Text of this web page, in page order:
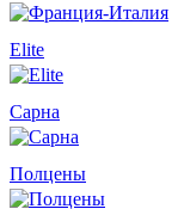
Elite
Сарна
Полцены